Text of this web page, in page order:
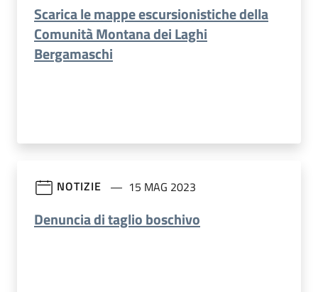
Scarica le mappe escursionistiche della
Comunità Montana dei Laghi
Bergamaschi
NOTIZIE 15 MAG 2023
Denuncia di taglio boschivo